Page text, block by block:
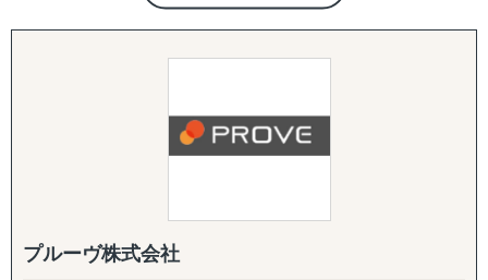
↳ 企業リストアップ
↳ アポイント取得
↳ 商談創出・交渉サポート
目的：海外現地で活動するために必要な土台をつくる
↳ 不動産探索（オフィス・倉庫・店舗・住居）
↳ 店舗開業パッケージ（許認可・内装・採用・集客）
グロスペリティの特長は、**市場調査・戦略策定から、EC
構築・B2B営業代行・パートナー開拓・規制対応・物流ま
らず、現地ネットワークを活用して「実際に売れる状態」
をつくるところまで、実行に踏み込んで伴走します。
ターゲットリストの作成から、オンライン・現地でのアプ
ローチ、商談同席・クロージング、取引仲介スキームによ
Visalはレポート提出だけではなく現地での実行、アドバイ
■サービス概要
プルーヴ株式会社